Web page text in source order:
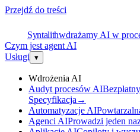
Przejdź do treści
Syntalithwdrażamy AI w
Czym jest agent AI
Usługi ▾
Wdrożenia AI
Audyt procesów AI
Specyfikacja →
Automatyzacje AI
Agenci AIProwadzi jeden